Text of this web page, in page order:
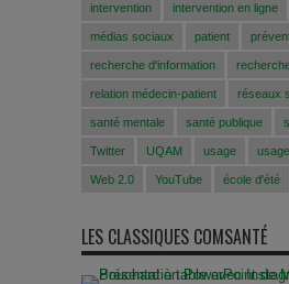
intervention intervention en ligne
médias sociaux patient
recherche d'information
relation médecin-patient réseaux
santé mentale santé publique
Twitter UQAM usage
Web 2.0 YouTube école d'été
LES CLASSIQUES COMSANTÉ